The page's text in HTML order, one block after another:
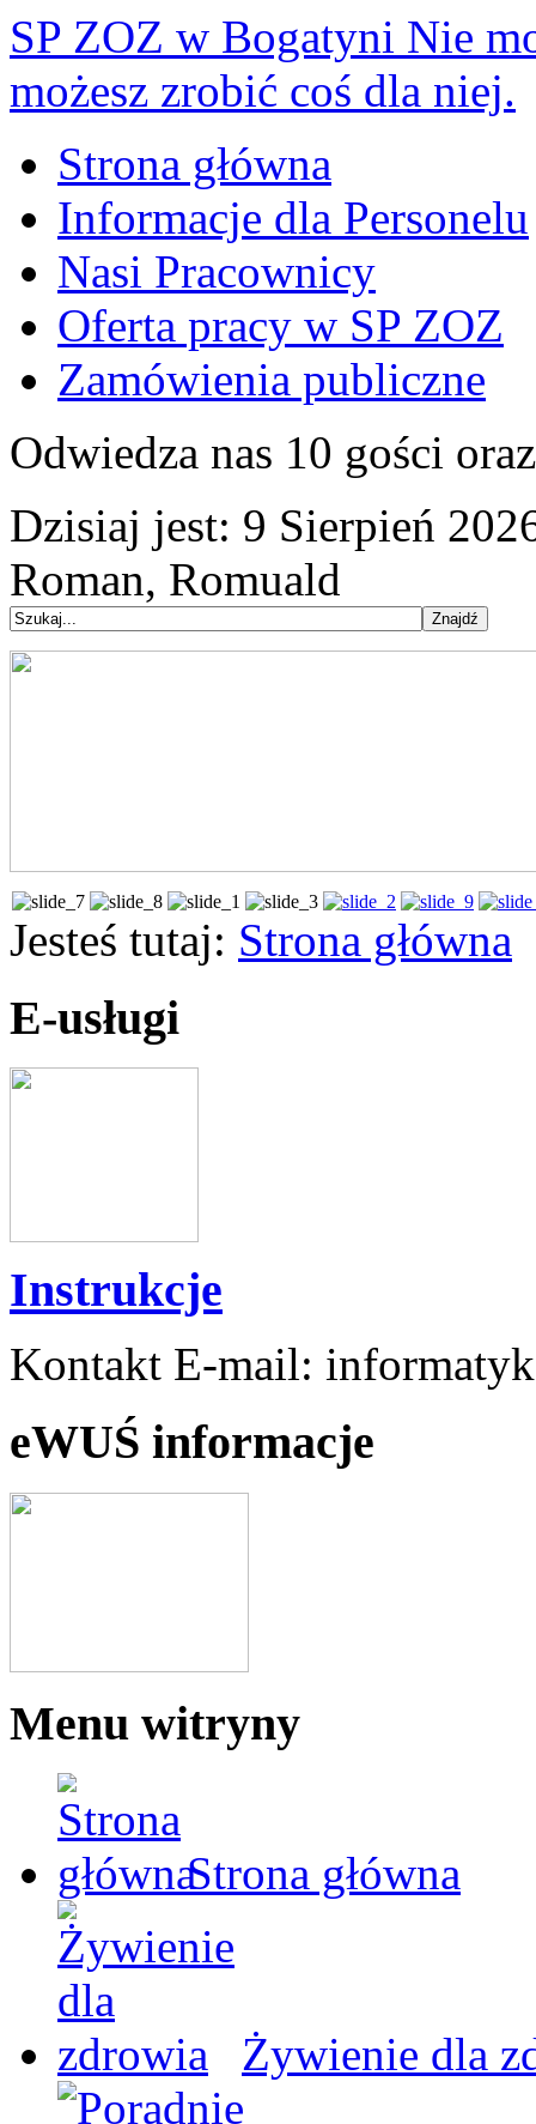
SP ZOZ w Bogatyni Nie
możesz zrobić coś dla niej.
Strona główna
Informacje dla Personelu
Nasi Pracownicy
Oferta pracy w SP ZOZ
Zamówienia publiczne
Odwiedza nas 10 gości
Dzisiaj jest: 9 Sierpień
Roman, Romuald
Jesteś tutaj: Strona główna
E-usługi
Instrukcje
Kontakt E-mail:
eWUŚ informacje
Menu witryny
Strona główna
Żywienie dla